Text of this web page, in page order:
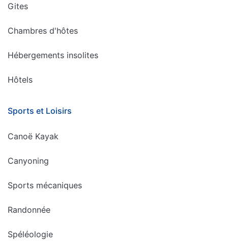
Gites
Chambres d'hôtes
Hébergements insolites
Hôtels
Sports et Loisirs
Canoë Kayak
Canyoning
Sports mécaniques
Randonnée
Spéléologie